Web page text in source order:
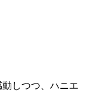
しつつ、ハニエ